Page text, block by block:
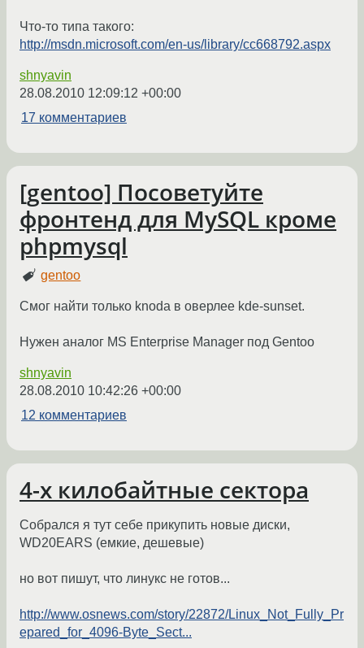
Что-то типа такого:
http://msdn.microsoft.com/en-us/library/cc668792.aspx
shnyavin
28.08.2010 12:09:12 +00:00
17 комментариев
[gentoo] Посоветуйте
фронтенд для MySQL кроме
phpmysql
gentoo
Смог найти только knoda в оверлее kde-sunset.
Нужен аналог MS Enterprise Manager под Gentoo
shnyavin
28.08.2010 10:42:26 +00:00
12 комментариев
4-х килобайтные сектора
Собрался я тут себе прикупить новые диски,
WD20EARS (емкие, дешевые)
но вот пишут, что линукс не готов...
http://www.osnews.com/story/22872/Linux_Not_Fully_Pr
epared_for_4096-Byte_Sect...